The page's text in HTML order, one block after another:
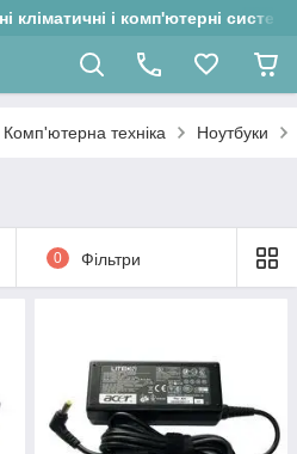
і комп'ютерні системи
Комп'ютерна техніка Ноутбуки
0 Фільтри